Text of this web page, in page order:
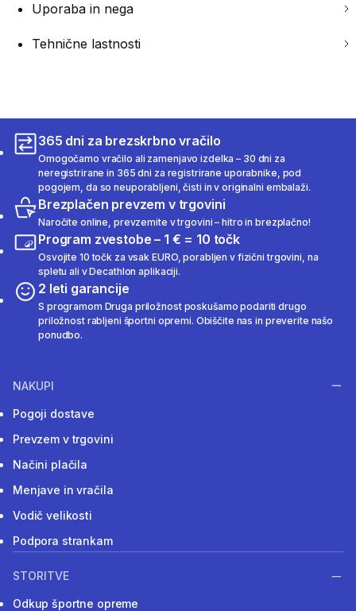
Uporaba in nega
Tehnične lastnosti
365 dni za brezskrbno vračilo
Omogočamo vračilo ali zamenjavo izdelka – 30 dni za
neregistrirane in 365 dni za registrirane uporabnike, pod
pogojem, da so neuporabljeni, čisti in v originalni embalaži.
Brezplačen prevzem v trgovini
Naročite online, prevzemite v trgovini – hitro in brezplačno!
Program zvestobe – 1 € = 10 točk
Osvojite 10 točk za vsak EURO, porabljen v fizični trgovini, na
spletu ali v Decathlon aplikaciji.
2 leti garancije
S programom Druga priložnost poskušamo podariti drugo
priložnost rabljeni športni opremi. Obiščite nas in preverite našo
ponudbo.
NAKUPI
Pogoji dostave
Prevzem v trgovini
Načini plačila
Menjave in vračila
Vodič velikosti
Podpora strankam
STORITVE
Odkup športne opreme